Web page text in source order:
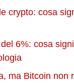
crypto: cosa
6%: cosa
ma Bitcoin non